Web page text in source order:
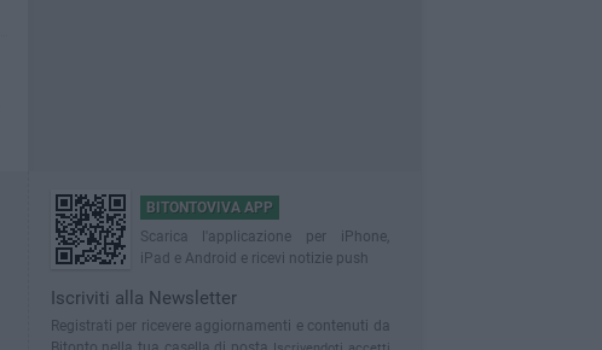
BITONTOVIVA APP
Scarica l'applicazione per iPhone,
iPad e Android e ricevi notizie push
Iscriviti alla Newsletter
Registrati per ricevere aggiornamenti e contenuti da